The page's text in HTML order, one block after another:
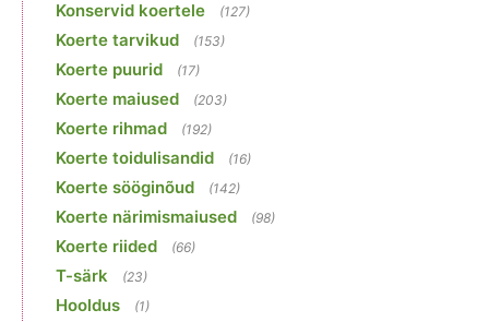
Konservid koertele (127)
Koerte tarvikud (153)
Koerte puurid (17)
Koerte maiused (203)
Koerte rihmad (192)
Koerte toidulisandid (16)
Koerte sööginõud (142)
Koerte närimismaiused (98)
Koerte riided (66)
T-särk (23)
Hooldus (1)